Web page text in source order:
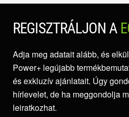
REGISZTRÁLJON A
Adja meg adatait alább, és
Power+ legújabb
és exkluzív ajánlatait. Úgy
hírlevelet, de ha meggondolja
leiratkozhat.